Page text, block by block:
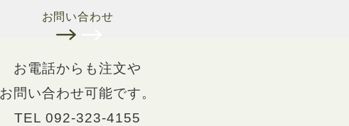
お問い合わせ
お電話からも注文や
お問い合わせ可能です。
TEL 092-323-4155